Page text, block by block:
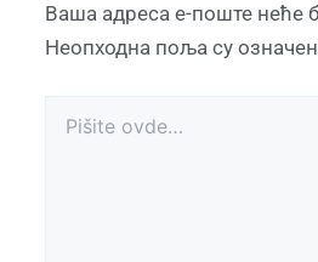
Ваша адреса е-поште неће
Неопходна поља су